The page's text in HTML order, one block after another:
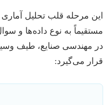
این مرحله قلب تحلیل
مستقیماً به نوع داده‌ها و
در مهندسی صنایع، طیف
قرار می‌گیرد: